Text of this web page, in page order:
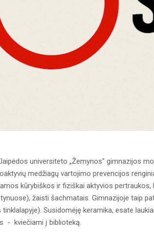
universiteto „Žemynos" gimnazijos
medžiagų vartojimo prevencijos
kūrybiškos ir fiziškai aktyvios
žaisti šachmatais. Gimnazijoje taip
tinklalapyje). Susidomėję keramika, esate
- kviečiami į biblioteką.